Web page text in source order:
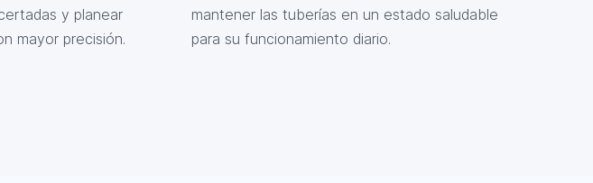
y planear
mayor precisión.
mantener las tuberías en un estado saludable
para su funcionamiento diario.